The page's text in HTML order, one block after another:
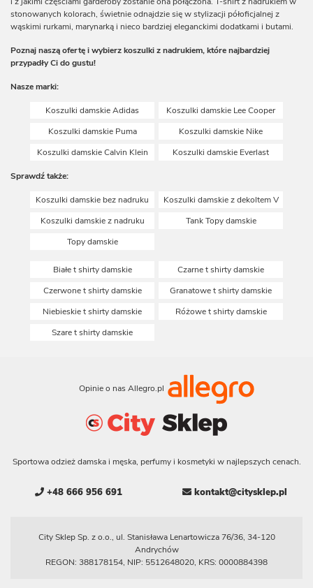
stonowanych kolorach, świetnie odnajdzie się w stylizacji półoficjalnej z
wąskimi rurkami, marynarką i nieco bardziej eleganckimi dodatkami i butami.
Poznaj naszą ofertę i wybierz koszulki z nadrukiem, które najbardziej
przypadły Ci do gustu!
Nasze marki:
Koszulki damskie Adidas
Koszulki damskie Lee Cooper
Koszulki damskie Puma
Koszulki damskie Nike
Koszulki damskie Calvin Klein
Koszulki damskie Everlast
Sprawdź także:
Koszulki damskie bez nadruku
Koszulki damskie z dekoltem V
Koszulki damskie z nadruku
Tank Topy damskie
Topy damskie
Białe t shirty damskie
Czarne t shirty damskie
Czerwone t shirty damskie
Granatowe t shirty damskie
Niebieskie t shirty damskie
Różowe t shirty damskie
Szare t shirty damskie
Opinie o nas Allegro.pl
Sportowa odzież damska i męska, perfumy i kosmetyki w najlepszych cenach.
+48 666 956 691 kontakt@citysklep.pl
City Sklep Sp. z o.o., ul. Stanisława Lenartowicza 76/36, 34-120
Andrychów
REGON: 388178154, NIP: 5512648020, KRS: 0000884398